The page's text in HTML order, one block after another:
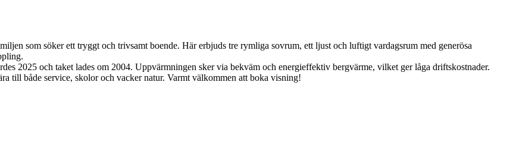
som söker ett tryggt och trivsamt boende. Här erbjuds tre rymliga sovrum, ett ljust och luftigt vardagsrum med generösa
2025 och taket lades om 2004. Uppvärmningen sker via bekväm och energieffektiv bergvärme, vilket ger låga driftskostnader.
till både service, skolor och vacker natur. Varmt välkommen att boka visning!